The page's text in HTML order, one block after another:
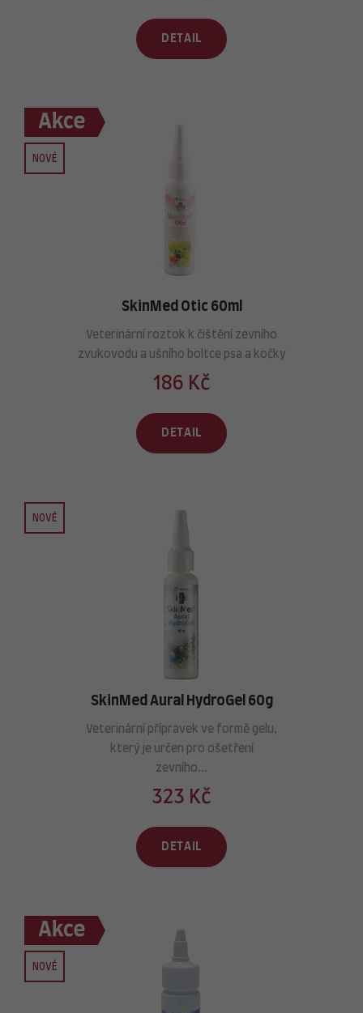
DETAIL
NOVÉ
SkinMed Otic 60ml
Veterinární roztok k čištění zevního
zvukovodu a ušního boltce psa a kočky
186 Kč
DETAIL
NOVÉ
SkinMed Aural HydroGel 60g
Veterinární přípravek ve formě gelu,
který je určen pro ošetření
zevního...
323 Kč
DETAIL
NOVÉ